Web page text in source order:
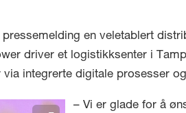
en veletablert
driver et logistikksenter i
integrerte digitale prosesser
– Vi er glade for å